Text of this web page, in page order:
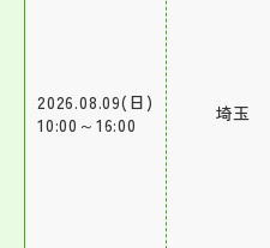
2026.08.09(日)
10:00～16:00
埼玉